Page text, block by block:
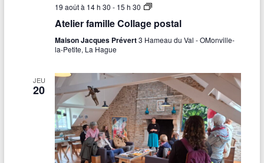
t
s
i
m
a
l
e
s
»
(
a
19 août à 14 h 30 - 15 h 30
A
e
i
f
a
m
i
l
l
e
C
o
l
Atelier famille Collage postal
Maison Jacques Prévert3 Hameau du Val - OMonville-
la-Petite, La Hague
JEU
20